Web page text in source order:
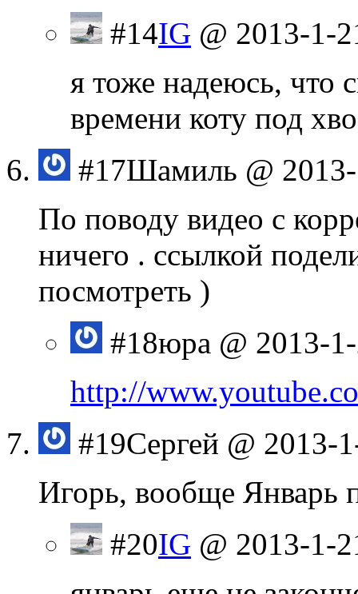
#14IG @ 2013-1-
я тоже надеюсь, что
времени коту под
#17Шамиль @
По поводу видео с
ничего . ссылкой
посмотреть )
#18юра @ 2013-
http://
#19Сергей @ 2013-
Игорь, вообще Январь
#20IG @ 2013-1-